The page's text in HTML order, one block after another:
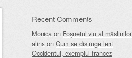
Recent Comments
Monica on Foșnetul viu al măslinilor
alina on Cum se distruge lent
Occidentul, exemplul francez